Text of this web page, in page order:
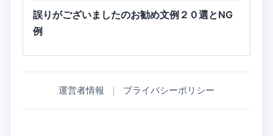
誤りがございましたのお勧め文例２０選とNG
例
運営者情報 ｜ プライバシーポリシー